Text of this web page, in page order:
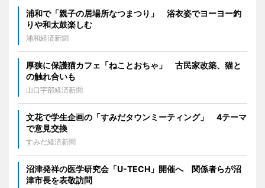
浦和で「親子の居場所なつまつり」 浴衣姿でヨーヨー釣
りや和太鼓楽しむ
浦和経済新聞
厚狭に保護猫カフェ「ねことおちゃ」 古民家改築、猫と
の触れ合いも
山口宇部経済新聞
文花で学生企画の「すみだタウンミーティング」 4テーマ
で意見交換
すみだ経済新聞
沼津発祥の医学研究会「U-TECH」開催へ 関係者らが沼
津市長を表敬訪問